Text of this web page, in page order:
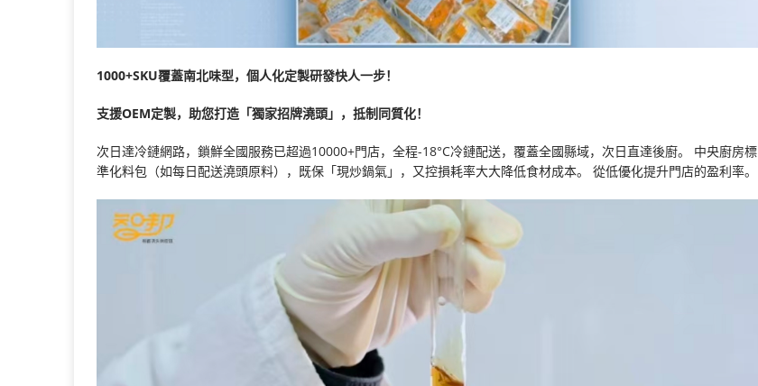
1000+SKU覆蓋南北味型，個人化定製研發快人一步！
支援OEM定製，助您打造「獨家招牌澆頭」，抵制同質化！
次日達冷鏈網路，鎖鮮全國服務已超過10000+門店，全程-18°C冷鏈配送，覆蓋全國縣域，次日直達後廚。 中央廚房標
準化料包（如每日配送澆頭原料），既保「現炒鍋氣」，又控損耗率大大降低食材成本。 從低優化提升門店的盈利率。